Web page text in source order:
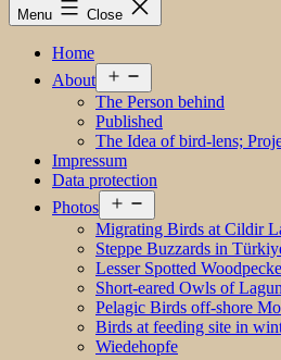
Menu Close
Home
About
menu
The Person behind
Published
The Idea of bird-lens;
Impressum
Data protection
Photos
menu
Migrating Birds at Cildir
Steppe Buzzards in
Lesser Spotted
Short-eared Owls of
Pelagic Birds off-shore
Birds at feeding site in
Wiedehopfe